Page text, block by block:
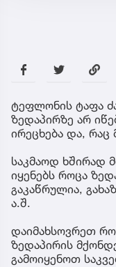
ტეფლონის ტაფა
ზედაპირზე არ
ირეცხება და, რაც
საკმაოდ ხშირად
იყენებს როცა
გაკაწრულია,
ა.შ.
დაიმახსოვრეთ
ზედაპირის
გამოიყენოთ